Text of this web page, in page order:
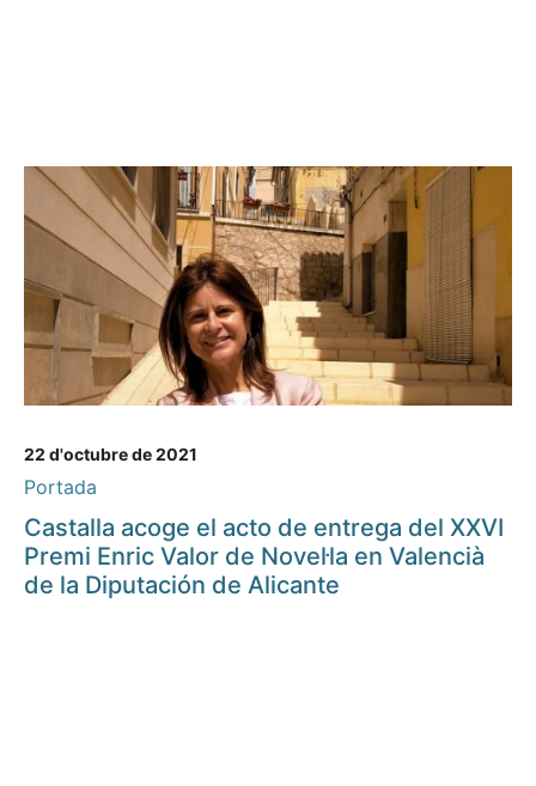
22 d'octubre de 2021
Portada
Castalla acoge el acto de entrega del XXVI
Premi Enric Valor de Novel·la en Valencià
de la Diputación de Alicante